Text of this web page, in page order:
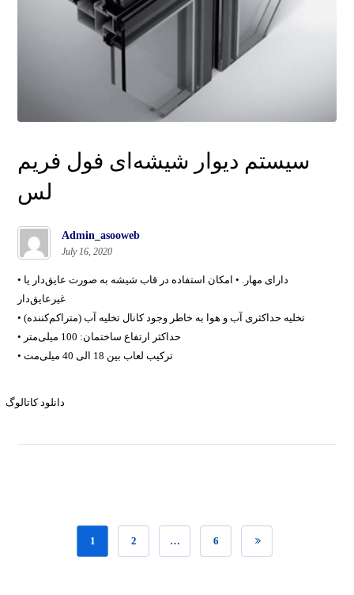
سیستم دیوار شیشه‌ای فول فریم
لس
Admin_asooweb
July 16, 2020
• دارای مهار. • امکان استفاده در قاب شیشه به صورت عایق‌دار یا
غیرعایق‌دار
• تخلیه حداکثری آب و هوا به خاطر وجود کانال تخلیه آب (متراکم‌کننده)
• حداکثر ارتفاع ساختمان: 100 میلی‌متر
• ترکیب لعاب بین 18 الی 40 میلی‌مت
دانلود کاتالوگ
1 2 … 6